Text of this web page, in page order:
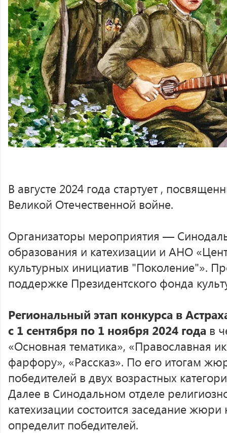
В августе 2024 года стартует ,
Великой Отечественной войне.
Организаторы мероприятия —
образования и катехизации и АНО
культурных инициатив "Поколение"».
поддержке Президентского фонда
Региональный этап конкурса в
с 1 сентября по 1 ноября 2024 года в
«Основная тематика», «Православная
фарфору», «Рассказ». По его итогам
победителей в двух возрастных
Далее в Синодальном отделе
катехизации состоится заседание жюри
определит победителей.